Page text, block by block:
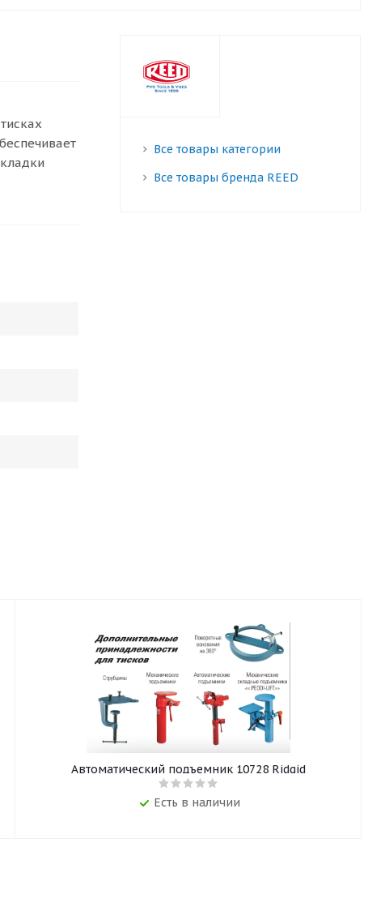
Все товары категории
Все товары бренда REED
Автоматический подъемник 10728 Ridgid
Есть в наличии